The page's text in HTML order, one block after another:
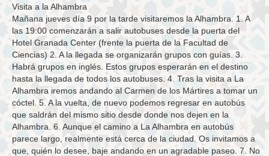
Visita a la Alhambra
Mañana jueves día 9 por la tarde visitaremos la Alhambra. 1. A
las 19:00 comenzarán a salir autobuses desde la puerta del
Hotel Granada Center (frente la puerta de la Facultad de
Ciencias) 2. A la llegada se organizarán grupos con guías. 3.
Habrá grupos en inglés. Estos grupos esperarán en el destino
hasta la llegada de todos los autobuses. 4. Tras la visita a La
Alhambra iremos andando al Carmen de los Mártires a tomar un
cóctel. 5. A la vuelta, de nuevo podemos regresar en autobús
que saldrán del mismo sitio desde donde nos dejen en la
Alhambra. 6. Aunque el camino a La Alhambra en autobús
parece largo, realmente está cerca de la ciudad. Os invitamos a
que, quién lo desee, baje andando en un agradable paseo. 7. No